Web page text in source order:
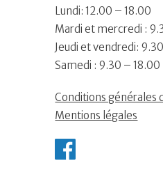
Lundi: 12.00 – 18.00
Mardi et mercredi :
Jeudi et vendredi:
Samedi : 9.30 –
Conditions générales
Mentions légales